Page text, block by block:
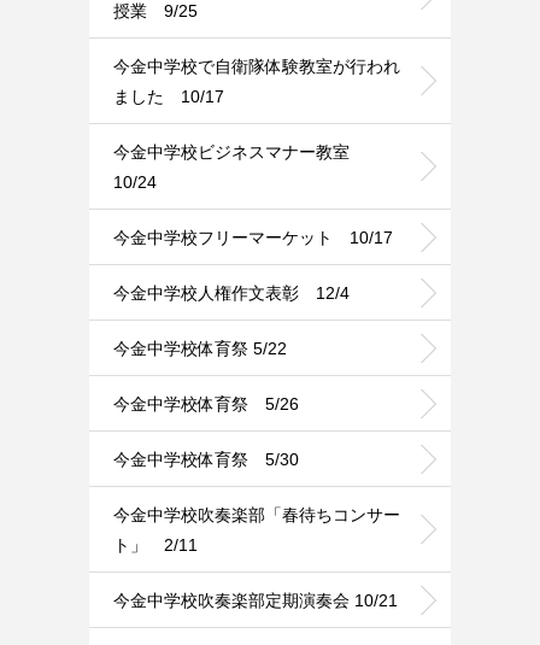
授業 9/25
今金中学校で自衛隊体験教室が行われ
ました 10/17
今金中学校ビジネスマナー教室
10/24
今金中学校フリーマーケット 10/17
今金中学校人権作文表彰 12/4
今金中学校体育祭 5/22
今金中学校体育祭 5/26
今金中学校体育祭 5/30
今金中学校吹奏楽部「春待ちコンサー
ト」 2/11
今金中学校吹奏楽部定期演奏会 10/21